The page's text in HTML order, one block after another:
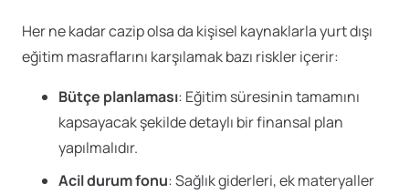
Her ne kadar cazip olsa da kişisel kaynaklarla yurt dışı
eğitim masraflarını karşılamak bazı riskler içerir:
Bütçe planlaması: Eğitim süresinin tamamını
kapsayacak şekilde detaylı bir finansal plan
yapılmalıdır.
Acil durum fonu: Sağlık giderleri, ek materyaller